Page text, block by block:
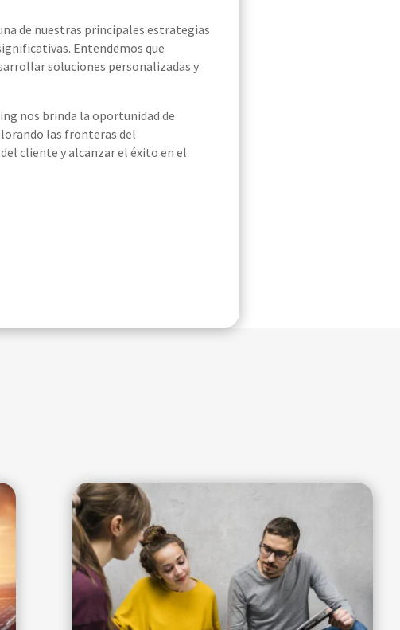
de nuestras principales estrategias
Entendemos que
soluciones personalizadas y
nos brinda la oportunidad de
las fronteras del
cliente y alcanzar el éxito en el